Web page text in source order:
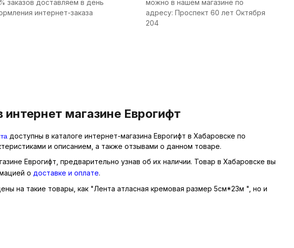
заказов доставляем в день
интернет-заказа
можно в нашем магазине по
адресу: Проспект 60 лет Октября
204
магазине Еврогифт
доступны в каталоге интернет-магазина Еврогифт в Хабаровске по
и описанием, а также отзывами о данном товаре.
Еврогифт, предварительно узнав об их наличии. Товар в Хабаровске вы
о доставке и оплате.
на такие товары, как "Лента атласная кремовая размер 5см*23м ", но и